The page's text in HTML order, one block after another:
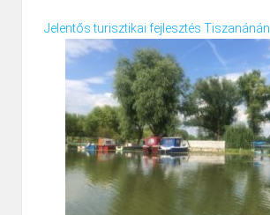
Jelentős turisztikai fejlesztés Tiszanánán